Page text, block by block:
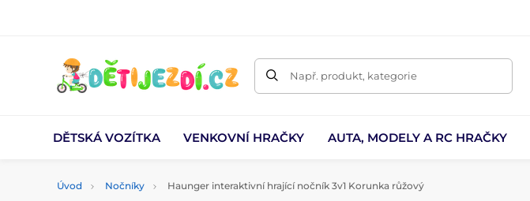
Např. produkt, kategorie
DĚTSKÁ VOZÍTKA VENKOVNÍ HRAČKY AUTA, MODELY A RC HRAČKY
Úvod Nočníky Haunger interaktivní hrající nočník 3v1 Korunka růžový